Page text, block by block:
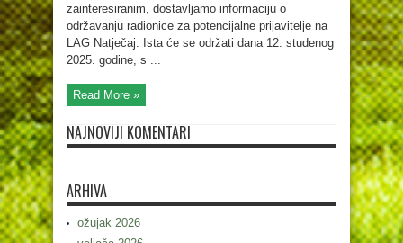
zainteresiranim, dostavljamo informaciju o
održavanju radionice za potencijalne prijavitelje na
LAG Natječaj. Ista će se održati dana 12. studenog
2025. godine, s ...
Read More »
NAJNOVIJI KOMENTARI
ARHIVA
ožujak 2026